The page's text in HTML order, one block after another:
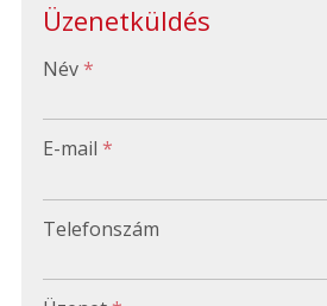
Üzenetküldés
-
Név*
E-mail *
Telefonszám